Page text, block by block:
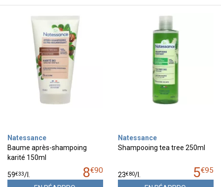
Natessance
Baume après-shampoing
karité 150ml
8€90
59€33/
Natessance
Shampooing tea tree 250ml
5€95
23€80/